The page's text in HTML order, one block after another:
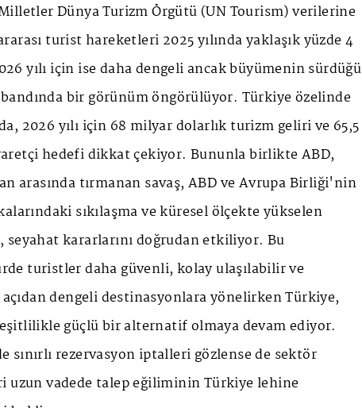
Dünya Turizm Örgütü (UN Tourism) verilerine
turist hareketleri 2025 yılında yaklaşık yüzde 4
yılı için ise daha dengeli ancak büyümenin sürdüğü
bir görünüm öngörülüyor. Türkiye özelinde
2026 yılı için 68 milyar dolarlık turizm geliri ve 65,5
hedefi dikkat çekiyor. Bununla birlikte ABD,
arasında tırmanan savaş, ABD ve Avrupa Birliği'nin
sıkılaşma ve küresel ölçekte yükselen
kararlarını doğrudan etkiliyor. Bu
turistler daha güvenli, kolay ulaşılabilir ve
dengeli destinasyonlara yönelirken Türkiye,
güçlü bir alternatif olmaya devam ediyor.
sınırlı rezervasyon iptalleri gözlense de sektör
uzun vadede talep eğiliminin Türkiye lehine